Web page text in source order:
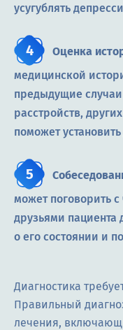
усугублять
Оценка
медицинской
предыдущие
расстройств,
поможет
может поговорить
друзьями
о его состоянии и
Диагностика
Правильный
лечения,